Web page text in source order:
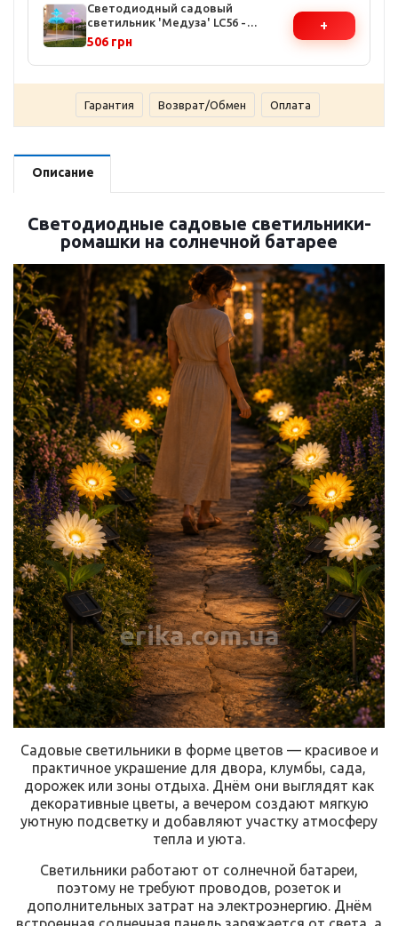
Светодиодный садовый
светильник 'Медуза' LC56 -
комплект 2 шт, RGB подсветка,
автоматическое включение,
водонепроницаемый корпус
506 грн
+
Гарантия Возврат/Обмен Оплата
Описание
Светодиодные садовые светильники-
ромашки на солнечной батарее
erika.com.ua
Садовые светильники в форме цветов — красивое и
практичное украшение для двора, клумбы, сада,
дорожек или зоны отдыха. Днём они выглядят как
декоративные цветы, а вечером создают мягкую
уютную подсветку и добавляют участку атмосферу
тепла и уюта.
Светильники работают от солнечной батареи,
поэтому не требуют проводов, розеток и
дополнительных затрат на электроэнергию. Днём